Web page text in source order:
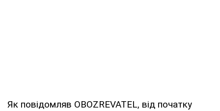
Як повідомляв OBOZREVATEL, від початку